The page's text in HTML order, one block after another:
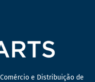
e Distribuição de